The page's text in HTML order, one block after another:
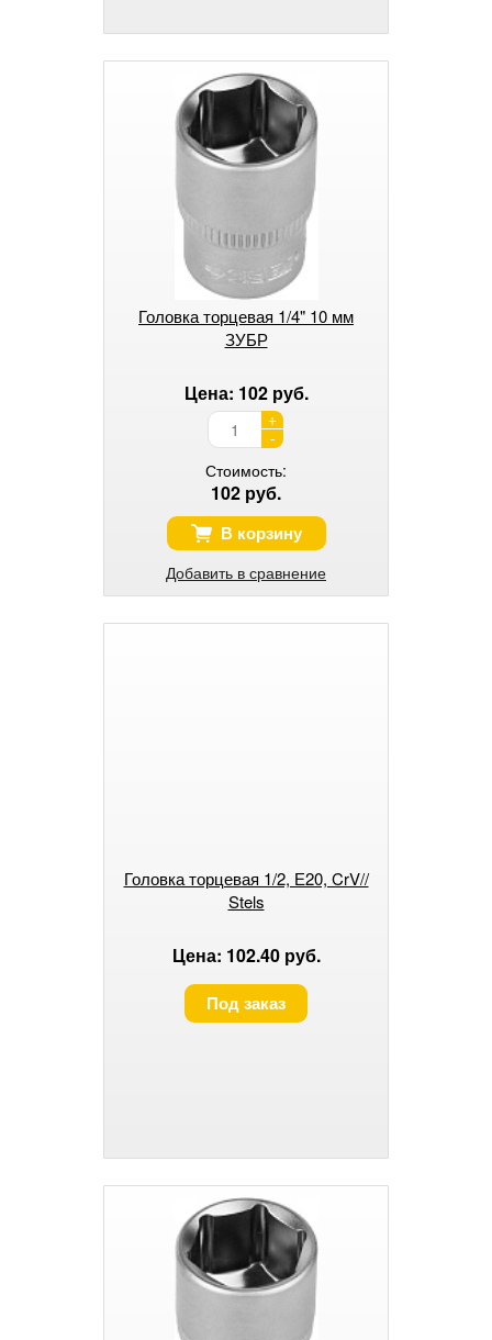
Головка торцевая 1/4" 10 мм
ЗУБР
Цена: 102 руб.
+
-
Стоимость:
102 руб.
В корзину
Добавить в сравнение
Головка торцевая 1/2, Е20, CrV//
Stels
Цена: 102.40 руб.
Под заказ